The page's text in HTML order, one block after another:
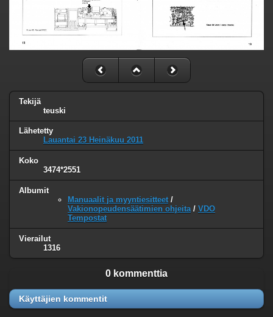
Tekijä
teuski
Lähetetty
Lauantai 23 Heinäkuu 2011
Koko
3474*2551
Albumit
Manuaalit ja myyntiesitteet /
Vakionopeudensäätimien ohjeita/ VDO
Tempostat
Vierailut
1316
0 kommenttia
Käyttäjien kommentit